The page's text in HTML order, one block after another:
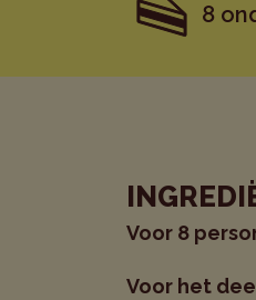
8
Voor 8
Voor het